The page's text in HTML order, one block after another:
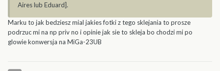
Aires lub Eduard].
Marku to jak bedziesz mial jakies fotki z tego sklejania to prosze
podrzuc mi na np priv no i opinie jak sie to skleja bo chodzi mi po
glowie konwersja na MiGa-23UB